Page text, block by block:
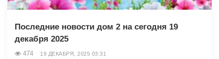
Последние новости дом 2 на сегодня 19
декабря 2025
474 19 ДЕКАБРЯ, 2025 03:31